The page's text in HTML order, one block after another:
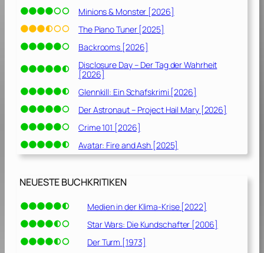
Minions & Monster [2026]
The Piano Tuner [2025]
Backrooms [2026]
Disclosure Day – Der Tag der Wahrheit
[2026]
Glennkill: Ein Schafskrimi [2026]
Der Astronaut – Project Hail Mary [2026]
Crime 101 [2026]
Avatar: Fire and Ash [2025]
NEUESTE BUCHKRITIKEN
Medien in der Klima-Krise [2022]
Star Wars: Die Kundschafter [2006]
Der Turm [1973]